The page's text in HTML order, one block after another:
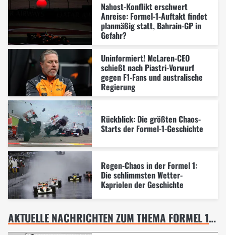
Nahost-Konflikt erschwert
Anreise: Formel-1-Auftakt findet
planmäßig statt, Bahrain-GP in
Gefahr?
Uninformiert! McLaren-CEO
schießt nach Piastri-Vorwurf
gegen F1-Fans und australische
Regierung
Rückblick: Die größten Chaos-
Starts der Formel-1-Geschichte
Regen-Chaos in der Formel 1:
Die schlimmsten Wetter-
Kapriolen der Geschichte
AKTUELLE NACHRICHTEN ZUM THEMA FORMEL 1 AUSTRALIEN GP, MELBOURNE